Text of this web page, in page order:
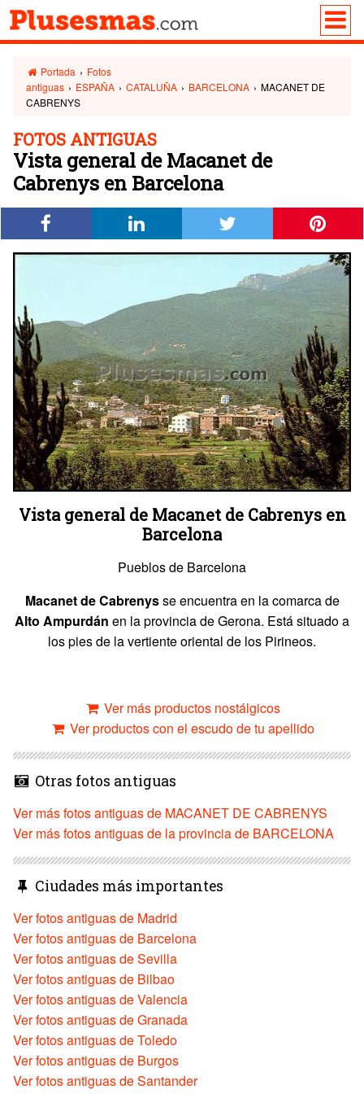
Portada › Fotos
antiguas › ESPAÑA › CATALUÑA › BARCELONA › MACANET DE
CABRENYS
FOTOS ANTIGUAS
Vista general de Macanet de
Cabrenys en Barcelona
Vista general de Macanet de Cabrenys en
Barcelona
Pueblos de Barcelona
Macanet de Cabrenysse encuentra en la comarca de
Alto Ampurdán en la provincia de Gerona. Está situado a
los pies de la vertiente oriental de los Pirineos.
Ver más productos nostálgicos
Ver productos con el escudo de tu apellido
Otras fotos antiguas
Ver más fotos antiguas de MACANET DE CABRENYS
Ver más fotos antiguas de la provincia de BARCELONA
Ciudades más importantes
Ver fotos antiguas de Madrid
Ver fotos antiguas de Barcelona
Ver fotos antiguas de Sevilla
Ver fotos antiguas de Bilbao
Ver fotos antiguas de Valencia
Ver fotos antiguas de Granada
Ver fotos antiguas de Toledo
Ver fotos antiguas de Burgos
Ver fotos antiguas de Santander